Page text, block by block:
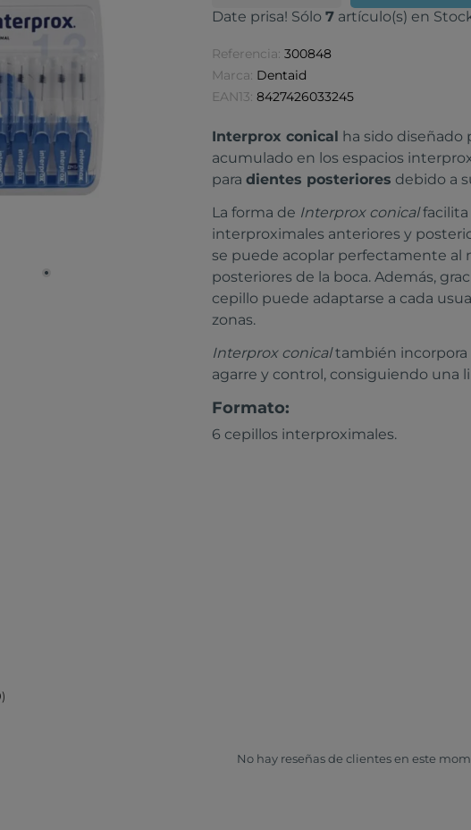
Date prisa! Sólo 7artículo(s) en
Referencia: 300848
Marca: Dentaid
EAN13: 8427426033245
Interprox conical ha sido diseñado
acumulado en los espacios
para dientes posteriores debido a
La forma de Interprox conicalfacilita
interproximales anteriores y
se puede acoplar perfectamente al
posteriores de la boca. Además,
cepillo puede adaptarse a cada
zonas.
Interprox conicaltambién incorpora
agarre y control, consiguiendo una
Formato:
6 cepillos interproximales.
No hay reseñas de clientes en este